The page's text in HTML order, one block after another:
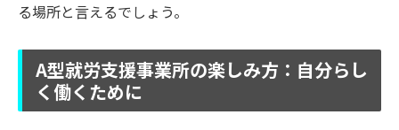
る場所と言えるでしょう。
A型就労支援事業所の楽しみ方：自分らし
く働くために